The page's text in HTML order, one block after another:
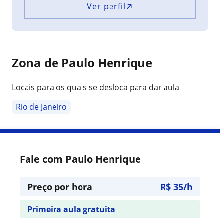
Ver perfil
Zona de Paulo Henrique
Locais para os quais se desloca para dar aula
Rio de Janeiro
Fale com Paulo Henrique
Preço por hora R$ 35/h
Primeira aula gratuita